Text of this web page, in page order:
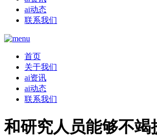
ai动态
联系我们
首页
关于我们
ai资讯
ai动态
联系我们
和研究人员能够不竭